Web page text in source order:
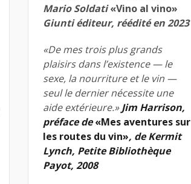
Mario Soldati«Vino al vino»
Giunti éditeur, réédité en 2023
«De mes trois plus grands
plaisirs dans l’existence — le
sexe, la nourriture et le vin —
seul le dernier nécessite une
aide extérieure.»Jim Harrison,
préface de«Mes aventures sur
les routes du vin», de Kermit
Lynch, Petite Bibliothèque
Payot, 2008